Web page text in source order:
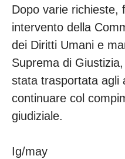
Dopo varie richieste,
intervento della
dei Diritti Umani e
Suprema di
stata trasportata agli
continuare col
giudiziale.
Ig/may